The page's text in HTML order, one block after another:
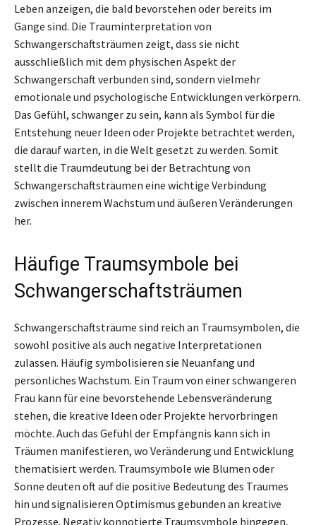
Leben anzeigen, die bald bevorstehen oder bereits im
Gange sind. Die Trauminterpretation von
Schwangerschaftsträumen zeigt, dass sie nicht
ausschließlich mit dem physischen Aspekt der
Schwangerschaft verbunden sind, sondern vielmehr
emotionale und psychologische Entwicklungen verkörpern.
Das Gefühl, schwanger zu sein, kann als Symbol für die
Entstehung neuer Ideen oder Projekte betrachtet werden,
die darauf warten, in die Welt gesetzt zu werden. Somit
stellt die Traumdeutung bei der Betrachtung von
Schwangerschaftsträumen eine wichtige Verbindung
zwischen innerem Wachstum und äußeren Veränderungen
her.
Häufige Traumsymbole bei
Schwangerschaftsträumen
Schwangerschaftsträume sind reich an Traumsymbolen, die
sowohl positive als auch negative Interpretationen
zulassen. Häufig symbolisieren sie Neuanfang und
persönliches Wachstum. Ein Traum von einer schwangeren
Frau kann für eine bevorstehende Lebensveränderung
stehen, die kreative Ideen oder Projekte hervorbringen
möchte. Auch das Gefühl der Empfängnis kann sich in
Träumen manifestieren, wo Veränderung und Entwicklung
thematisiert werden. Traumsymbole wie Blumen oder
Sonne deuten oft auf die positive Bedeutung des Traumes
hin und signalisieren Optimismus gebunden an kreative
Prozesse. Negativ konnotierte Traumsymbole hingegen,